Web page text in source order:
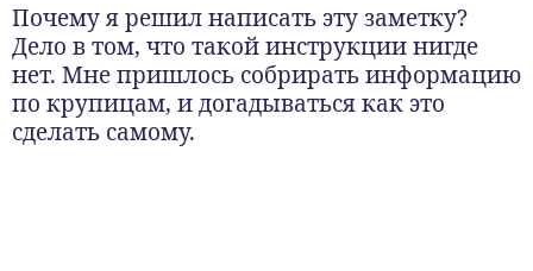
Почему я решил написать эту заметку?
Дело в том, что такой инструкции нигде
нет. Мне пришлось собрирать информацию
по крупицам, и догадываться как это
сделать самому.